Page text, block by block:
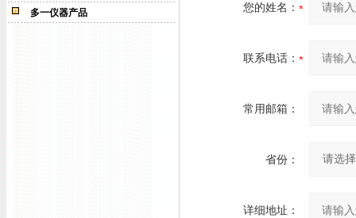
多一仪器产品
您的姓名：
联系电话：
常用邮箱：
省份：
详细地址：